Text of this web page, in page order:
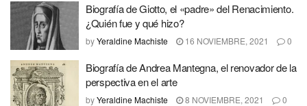
Biografía de Giotto, el «padre» del Renacimiento.
¿Quién fue y qué hizo?
byYeraldine Machiste 16 NOVIEMBRE, 2021 0
Biografía de Andrea Mantegna, el renovador de la
perspectiva en el arte
byYeraldine Machiste 8 NOVIEMBRE, 2021 0